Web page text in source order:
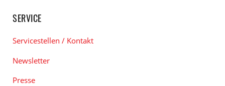
SERVICE
Servicestellen / Kontakt
Newsletter
Presse